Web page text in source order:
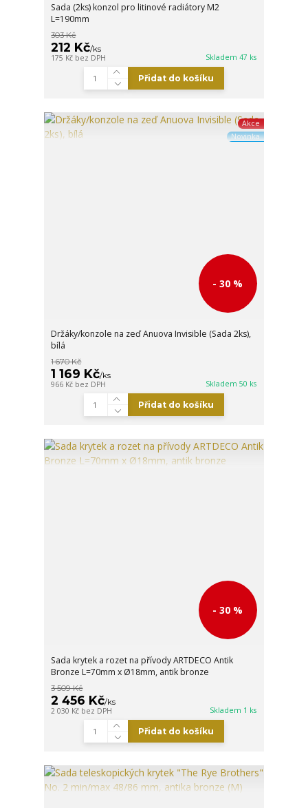
Sada (2ks) konzol pro litinové radiátory M2
L=190mm
303 Kč
212 Kč/ks
175 Kč bez DPH Skladem 47 ks
Přidat do košíku
Akce
Novinka
- 30 %
Držáky/konzole na zeď Anuova Invisible (Sada 2ks),
bílá
1 670 Kč
1 169 Kč/ks
966 Kč bez DPH Skladem 50 ks
Přidat do košíku
- 30 %
Sada krytek a rozet na přívody ARTDECO Antik
Bronze L=70mm x Ø18mm, antik bronze
3 509 Kč
2 456 Kč/ks
2 030 Kč bez DPH Skladem 1 ks
Přidat do košíku